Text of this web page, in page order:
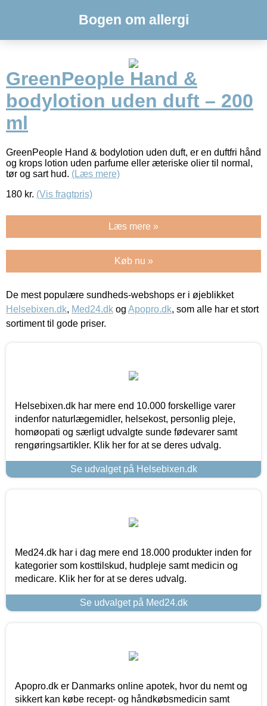
Bogen om allergi
GreenPeople Hand &
bodylotion uden duft – 200
ml
GreenPeople Hand & bodylotion uden duft, er en duftfri hånd
og krops lotion uden parfume eller æteriske olier til normal,
tør og sart hud. (Læs mere)
180 kr. (Vis fragtpris)
Læs mere »
Køb nu »
De mest populære sundheds-webshops er i øjeblikket
Helsebixen.dk, Med24.dk og Apopro.dk, som alle har et stort
sortiment til gode priser.
Helsebixen.dk har mere end 10.000 forskellige varer
indenfor naturlægemidler, helsekost, personlig pleje,
homøopati og særligt udvalgte sunde fødevarer samt
rengøringsartikler. Klik her for at se deres udvalg.
Se udvalget på Helsebixen.dk
Med24.dk har i dag mere end 18.000 produkter inden for
kategorier som kosttilskud, hudpleje samt medicin og
medicare. Klik her for at se deres udvalg.
Se udvalget på Med24.dk
Apopro.dk er Danmarks online apotek, hvor du nemt og
sikkert kan købe recept- og håndkøbsmedicin samt